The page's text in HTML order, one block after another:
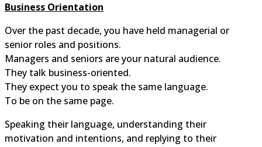
Business Orientation
Over the past decade, you have held managerial or
senior roles and positions.
Managers and seniors are your natural audience.
They talk business-oriented.
They expect you to speak the same language.
To be on the same page.
Speaking their language, understanding their
motivation and intentions, and replying to their